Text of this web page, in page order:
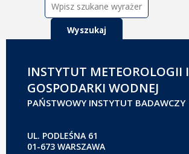
INSTYTUT METEOROLOGII I
GOSPODARKI WODNEJ
PAŃSTWOWY INSTYTUT BADAWCZY
UL. PODLEŚNA 61
01-673 WARSZAWA